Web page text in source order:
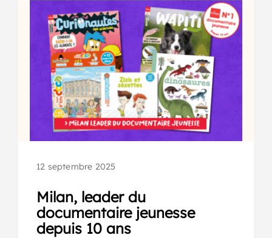
12 septembre 2025
Milan, leader du
documentaire jeunesse
depuis 10 ans